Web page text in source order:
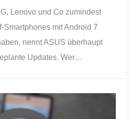
Lenovo und Co zumindest
Smartphones mit Android 7
nennt ASUS überhaupt
Updates. Wer…